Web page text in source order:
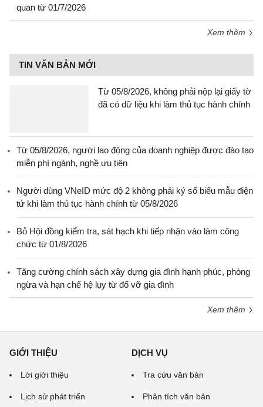
quan từ 01/7/2026
Xem thêm
TIN VĂN BẢN MỚI
Từ 05/8/2026, không phải nộp lại giấy tờ
đã có dữ liệu khi làm thủ tục hành chính
Từ 05/8/2026, người lao động của doanh nghiệp được đào tạo
miễn phí ngành, nghề ưu tiên
Người dùng VNeID mức độ 2 không phải ký số biểu mẫu điện
tử khi làm thủ tục hành chính từ 05/8/2026
Bỏ Hội đồng kiểm tra, sát hạch khi tiếp nhận vào làm công
chức từ 01/8/2026
Tăng cường chính sách xây dựng gia đình hạnh phúc, phòng
ngừa và hạn chế hệ lụy từ đổ vỡ gia đình
Xem thêm
GIỚI THIỆU
Lời giới thiệu
Lịch sử phát triển
DỊCH VỤ
Tra cứu văn bản
Phân tích văn bản